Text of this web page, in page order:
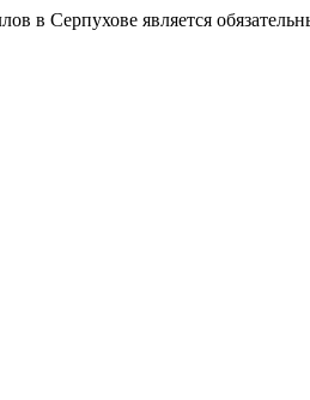
в Серпухове является